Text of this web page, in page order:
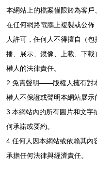
本網站上的檔案僅限於為客
在任何網路電腦上複製或公
人許可，任何人不得擅自（
播、展示、鏡像、上載、下
權人的法律責任。
2.免責聲明——版權人擁有對
權人不保證或聲明本網站展示
3.本網站內的所有圖片和文字
何承諾或要約。
4.任何人因本網站或依賴其內
承擔任何法律與經濟責任。